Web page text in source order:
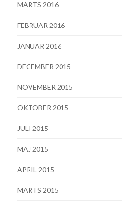
MARTS 2016
FEBRUAR 2016
JANUAR 2016
DECEMBER 2015
NOVEMBER 2015
OKTOBER 2015
JULI 2015
MAJ 2015
APRIL 2015
MARTS 2015